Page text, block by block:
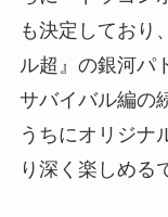
も決定しており
ル超』の銀河パ
サバイバル編の
うちにオリジナ
り深く楽しめる